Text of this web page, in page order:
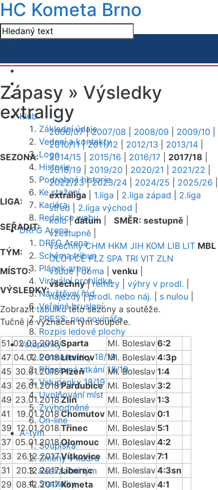
HC Kometa Brno
Klub
Základní údaje
Vedení a kontakty
Logo
Historie
Podrobná historie
Ke stažení
Kariéra
Redakce webu
DRFG Arena
DRFG Arena
Schéma tribun
Plánek areny
Virtuální prohlídka
Návštěvní řád
Veřejné bruslení
PRESS: pro novináře
Rozpis ledové plochy
Vstupenky
Permanentky 18/19
Přípravná utkání 18/19
Vstupenky 18/19
Uvolňování míst
Zvýhodněné
On-line
A-tým
Soupiska
Změny v kádru
Realizační tým
Statistiky
Zápasy » Výsledky
extraligy
SEZONA:
2006/07|2007/08 2008/09 2009/10
2010/11|2011/12 2012/13 2013/14
2014/15
2015/16 2016/17 2017/18
2018/19
2019/20 2020/21 2021/22
2022/23|2023/24 2024/25 2025/26
LIGA:
extraliga 1.liga 2.liga západ
2.liga
střed
2.liga východ
SEŘADIT:
kolo|datum SMĚR: sestupně
vzestupně
TÝM:
všechny CHM HKM JIH KOM LIB LIT MBL
OLO PCE PLZ SPA TRI VIT ZLN
MÍSTO:
všude|doma venku
VÝSLEDKY:
všechny|remízy výhry v prodl.
nájezdy|prodl. nebo náj. s nulou
Zobrazittabulkutéto sezóny a soutěže.
Tučně je vyznačen tým soupeře.
51 02.03.2018Sparta Ml. Boleslav6:2
47 04.02.2018Litvínov Ml. Boleslav4:3p
45 30.01.2018Plzeň Ml. Boleslav 1:4
43 26.01.2018Pardubice Ml. Boleslav 3:2
49 23.01.2018Zlín Ml. Boleslav 1:3
41
19.01.2018Chomutov Ml. Boleslav 0:1
39 12.01.2018Třinec Ml. Boleslav 5:1
37 05.01.2018Olomouc Ml. Boleslav4:2
33 26.12.2017Vítkovice Ml. Boleslav7:1
31
20.12.2017Liberec Ml. Boleslav4:3sn
29 08.12.2017Kometa Ml. Boleslav4:1